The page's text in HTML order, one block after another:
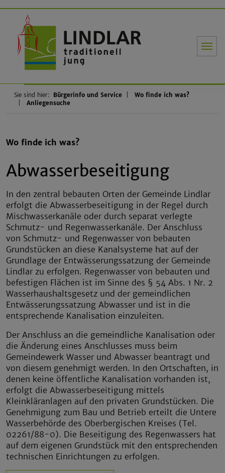
Sie sind hier: Bürgerinfo und Service
Wo finde ich was?
Anliegensuche
Wo finde ich was?
Abwasserbeseitigung
In den zentral bebauten Orten der Gemeinde Lindlar
erfolgt die Abwasserbeseitigung in der Regel durch
Mischwasserkanäle oder durch separat verlegte
Schmutz- und Regenwasserkanäle. Der Anschluss
von Schmutz- und Regenwasser von bebauten
Grundstücken an diese Kanalsysteme hat auf der
Grundlage der Entwässerungssatzung der Gemeinde
Lindlar zu erfolgen. Regenwasser von bebauten und
befestigen Flächen ist im Sinne des § 54 Abs. 1 Nr. 2
Wasserhaushaltsgesetz und der gemeindlichen
Entwässerungssatzung Abwasser und ist in die
entsprechende Kanalisation einzuleiten.
Der Anschluss an die gemeindliche Kanalisation oder
die Änderung eines Anschlusses muss beim
Gemeindewerk Wasser und Abwasser beantragt und
von diesem genehmigt werden. In den Ortschaften, in
denen keine öffentliche Kanalisation vorhanden ist,
erfolgt die Abwasserbeseitigung mittels
Kleinkläranlagen auf den privaten Grundstücken. Die
Genehmigung zum Bau und Betrieb erteilt die Untere
Wasserbehörde des Oberbergischen Kreises (Tel.
02261/88-0). Die Beseitigung des Regenwassers hat
auf dem eigenen Grundstück mit den entsprechenden
technischen Einrichtungen zu erfolgen.